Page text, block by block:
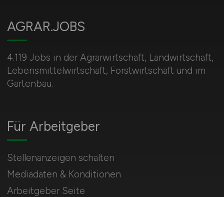
AGRAR.JOBS
4.119 Jobs in der Agrarwirtschaft, Landwirtschaft,
Lebensmittelwirtschaft, Forstwirtschaft und im
Gartenbau.
Für Arbeitgeber
Stellenanzeigen schalten
Mediadaten & Konditionen
Arbeitgeber Seite